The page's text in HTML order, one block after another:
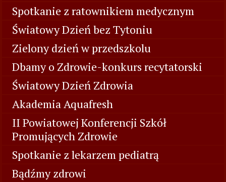
Spotkanie z ratownikiem medycznym
Światowy Dzień bez Tytoniu
Zielony dzień w przedszkolu
Dbamy o Zdrowie-konkurs recytatorski
Światowy Dzień Zdrowia
Akademia Aquafresh
II Powiatowej Konferencji Szkół
Promujących Zdrowie
Spotkanie z lekarzem pediatrą
Bądźmy zdrowi